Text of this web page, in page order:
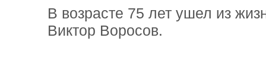
В возрасте 75 лет ушел из
Виктор Воросов.